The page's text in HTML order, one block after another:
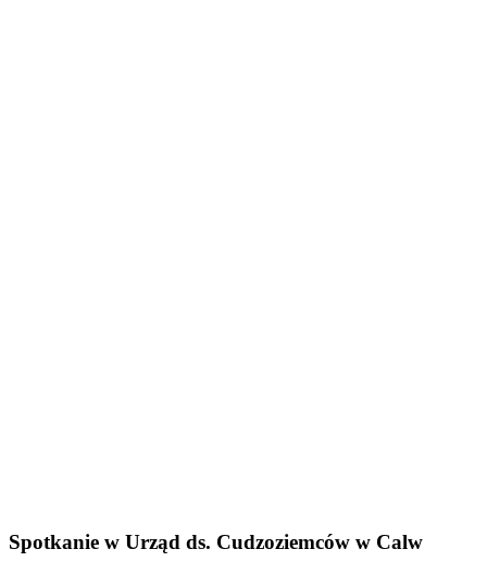
Spotkanie w Urząd ds. Cudzoziemców w Calw